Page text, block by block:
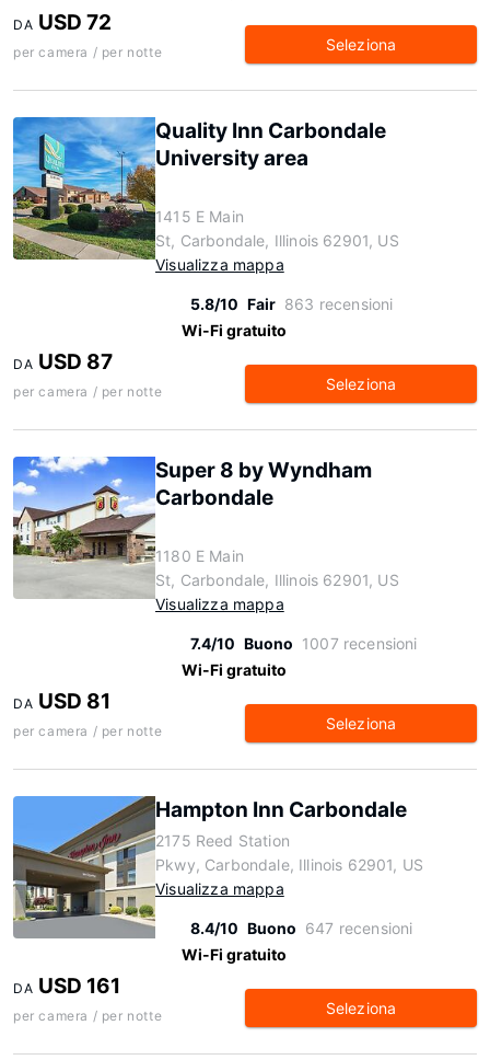
DA USD 72
per camera / per notte Seleziona
Quality Inn Carbondale
University area
1415 E Main
St, Carbondale, Illinois 62901, US
Visualizza mappa
5.8/10 Fair 863 recensioni
Wi-Fi gratuito
DA USD 87
per camera / per notte Seleziona
Super 8 by Wyndham
Carbondale
1180 E Main
St, Carbondale, Illinois 62901, US
Visualizza mappa
7.4/10 Buono 1007 recensioni
Wi-Fi gratuito
DA USD 81
per camera / per notte Seleziona
Hampton Inn Carbondale
2175 Reed Station
Pkwy, Carbondale, Illinois 62901, US
Visualizza mappa
8.4/10 Buono 647 recensioni
Wi-Fi gratuito
DA USD 161
per camera / per notte Seleziona